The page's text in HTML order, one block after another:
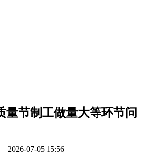
量节制工做量大等环节问
2026-07-05 15:56